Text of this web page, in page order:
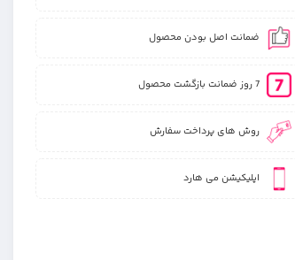
ضمانت اصل بودن محصول
7 روز ضمانت بازگشت محصول
روش های پرداخت سفارش
اپلیکیشن می هارد